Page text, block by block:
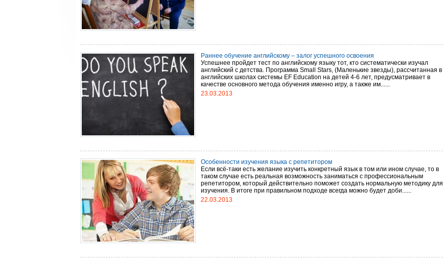
Раннее обучение английскому – залог успешного освоения
Успешнее пройдет тест по английскому языку тот, кто систематически изучал
английский с детства. Программа Small Stars, (Маленькие звезды), рассчитанная в
английских школах системы EF Education на детей 4-6 лет, предусматривает в
качестве основного метода обучения именно игру, а также им......
23.03.2013
Особенности изучения языка с репетитором
Если всё-таки есть желание изучить конкретный язык в том или ином случае, то в
таком случае есть реальная возможность заниматься с профессиональным
репетитором, который действительно поможет создать нормальную методику для
изучения. В итоге при правильном подходе всегда можно будет доби......
22.03.2013